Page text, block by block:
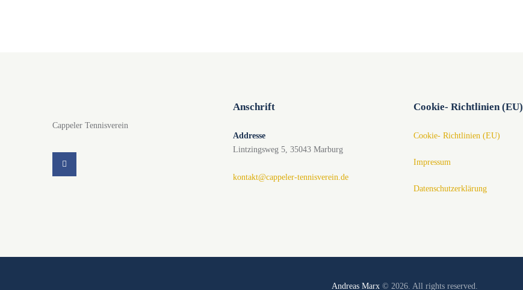
Cappeler Tennisverein
Anschrift
Addresse
Lintzingsweg 5, 35043 Marburg
kontakt@cappeler-tennisverein.de
Cookie- Richtlinien (EU)
Cookie- Richtlinien (EU)
Impressum
Datenschutzerklärung
Andreas Marx© 2026. All rights reserved.